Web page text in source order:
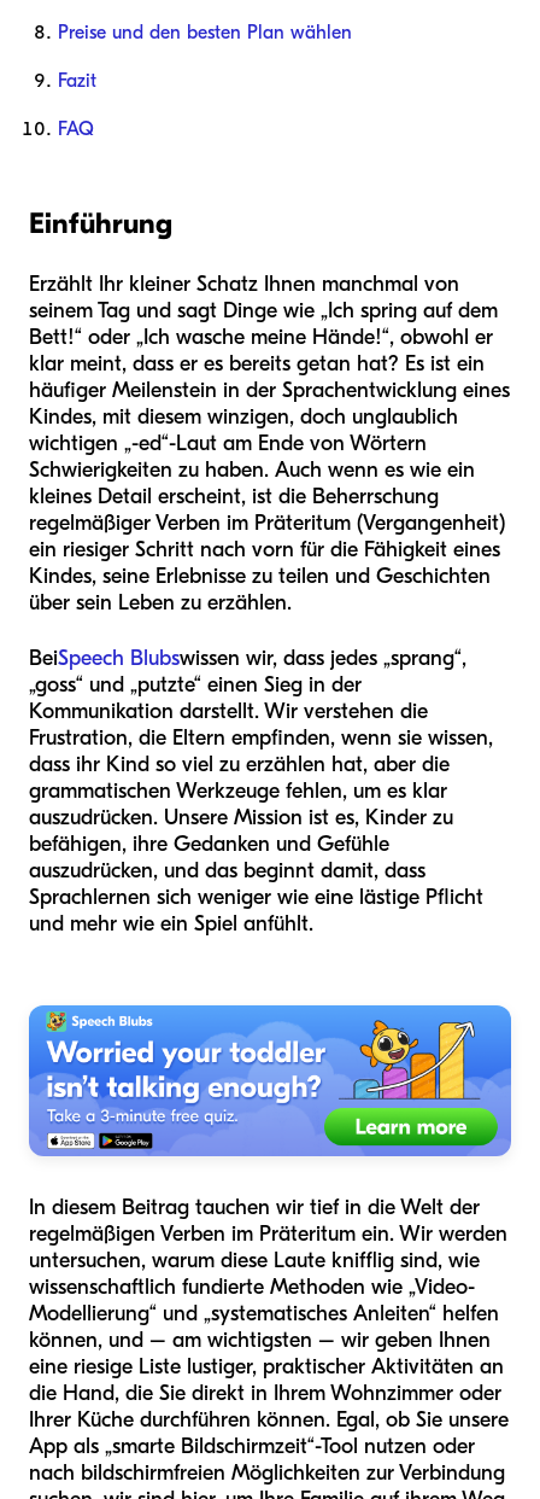
Preise und den besten Plan wählen
Fazit
FAQ
Einführung
Erzählt Ihr kleiner Schatz Ihnen manchmal von
seinem Tag und sagt Dinge wie „Ich spring auf dem
Bett!“ oder „Ich wasche meine Hände!“, obwohl er
klar meint, dass er es bereits getan hat? Es ist ein
häufiger Meilenstein in der Sprachentwicklung eines
Kindes, mit diesem winzigen, doch unglaublich
wichtigen „-ed“-Laut am Ende von Wörtern
Schwierigkeiten zu haben. Auch wenn es wie ein
kleines Detail erscheint, ist die Beherrschung
regelmäßiger Verben im Präteritum (Vergangenheit)
ein riesiger Schritt nach vorn für die Fähigkeit eines
Kindes, seine Erlebnisse zu teilen und Geschichten
über sein Leben zu erzählen.
BeiSpeech Blubswissen wir, dass jedes „sprang“,
„goss“ und „putzte“ einen Sieg in der
Kommunikation darstellt. Wir verstehen die
Frustration, die Eltern empfinden, wenn sie wissen,
dass ihr Kind so viel zu erzählen hat, aber die
grammatischen Werkzeuge fehlen, um es klar
auszudrücken. Unsere Mission ist es, Kinder zu
befähigen, ihre Gedanken und Gefühle
auszudrücken, und das beginnt damit, dass
Sprachlernen sich weniger wie eine lästige Pflicht
und mehr wie ein Spiel anfühlt.
In diesem Beitrag tauchen wir tief in die Welt der
regelmäßigen Verben im Präteritum ein. Wir werden
untersuchen, warum diese Laute knifflig sind, wie
wissenschaftlich fundierte Methoden wie „Video-
Modellierung“ und „systematisches Anleiten“ helfen
können, und – am wichtigsten – wir geben Ihnen
eine riesige Liste lustiger, praktischer Aktivitäten an
die Hand, die Sie direkt in Ihrem Wohnzimmer oder
Ihrer Küche durchführen können. Egal, ob Sie unsere
App als „smarte Bildschirmzeit“-Tool nutzen oder
nach bildschirmfreien Möglichkeiten zur Verbindung